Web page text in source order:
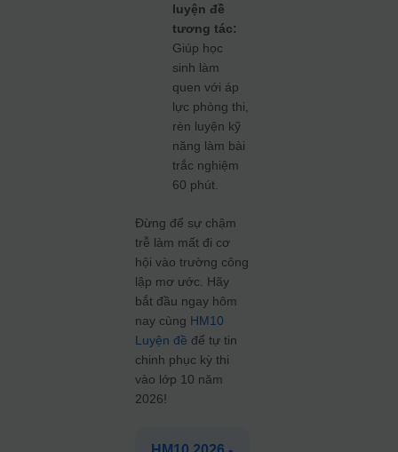
luyện đề
tương tác:
Giúp học
sinh làm
quen với áp
lực phòng thi,
rèn luyện kỹ
năng làm bài
trắc nghiệm
60 phút.
Đừng để sự chậm
trễ làm mất đi cơ
hội vào trường công
lập mơ ước. Hãy
bắt đầu ngay hôm
nay cùng HM10
Luyện đề để tự tin
chinh phục kỳ thi
vào lớp 10 năm
2026!